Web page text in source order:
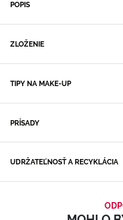
POPIS
ZLOŽENIE
TIPY NA MAKE-UP
PRÍSADY
UDRŽATEĽNOSŤ A RECYKLÁCIA